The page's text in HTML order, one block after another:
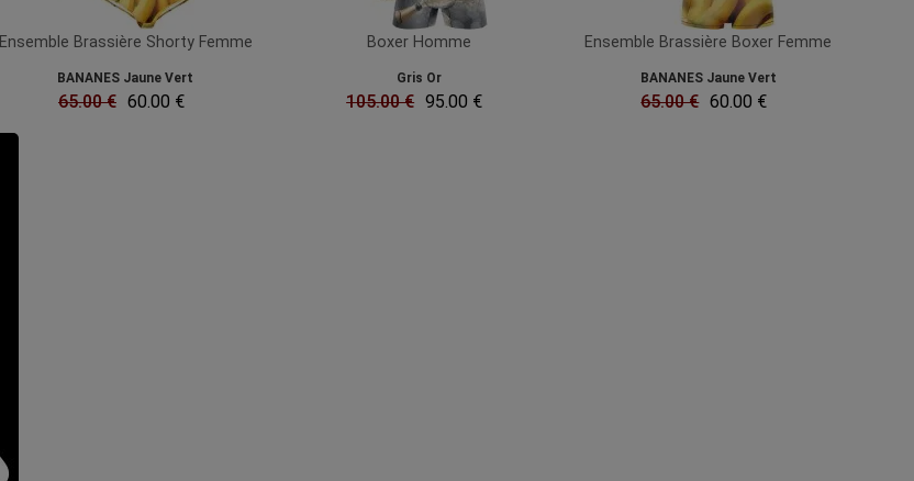
Ensemble Brassière Shorty Femme
BANANES Jaune Vert
65.00 € 60.00 €
Boxer Homme
Gris Or
105.00 € 95.00 €
Ensemble Brassière Boxer Femme
BANANES Jaune Vert
65.00 € 60.00 €